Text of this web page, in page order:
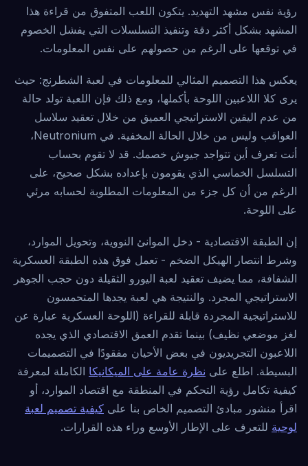
رؤية نفس مشهد التهديد. يتكون اللعب المتفوق من قراءة هذا
المشهد بشكل أكثر دقة وتنفيذ التسلسلات التي يفشل الخصوم
في توقعها على الرغم من حصولهم على نفس المعلومات.
يعكس هذا التصميم المثالي للمعلومات في لعبة الشطرنج: حيث
يرى كلا اللاعبين اللوحة بأكملها، ومع ذلك فإن اللعبة تولد حالة
من عدم اليقين الاستراتيجي العميق من خلال تعقيد سلاسل
العواقب وليس من خلال الحالة المخفية. في Neutronium،
أنت تعرف أين تتواجد جيوش خصمك. قد لا تقوم بحساب
التسلسل الخماسي الذي يقومون بإعداده بشكل صحيح، على
الرغم من أن كل جزء من المعلومات المطلوبة لحسابه مرئي
على اللوحة.
إن الطبقة الاقتصادية - دخل الموانئ النووية، وتحويل الموارد،
وشرط انتصار الهيكل الضخم - تعمل فوق هذه الطبقة العسكرية
الشفافة، مما يضيف تعقيد لعبة اليورو الثقيلة دون حجب الجوهر
الاستراتيجي المجرد. والنتيجة هي لعبة يجدها المتحمسون
للاستراتيجية المجردة قابلة للقراءة (اللوحة العسكرية عبارة عن
لغز موضعي نظيف) بينما تقدم العمق الاقتصادي الذي يجده
اللاعبون التجريديون في بعض الأحيان مفقودًا في التصميمات
البسيطة. اطلع على نظرة عامة على الميكانيكاالكاملة لمعرفة
كيفية تكامل رؤية التحكم في المنطقة مع اقتصاد الموارد، أو
اقرأ منشور مبادئ التصميم الخاص بنا على كيفية تصميم لعبة
لوحيةللتعرف على الإطار الأوسع وراء هذه القرارات.